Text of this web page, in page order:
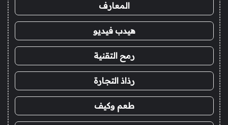
المعارف
هيدب فيديو
رمح التقنية
رذاذ التجارة
طعم وكيف